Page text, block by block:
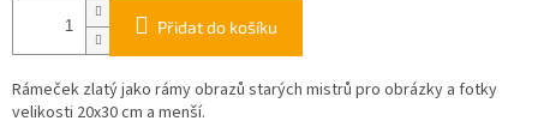
Přidat do košíku
Rámeček zlatý jako rámy obrazů starých mistrů pro obrázky a fotky
velikosti 20x30 cm a menší.